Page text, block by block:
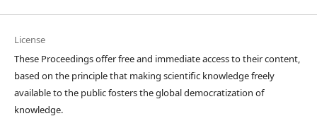
License
These Proceedings offer free and immediate access to their content,
based on the principle that making scientific knowledge freely
available to the public fosters the global democratization of
knowledge.